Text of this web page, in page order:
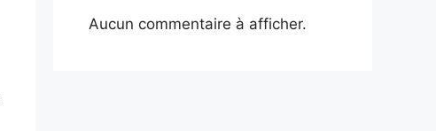
Aucun commentaire à afficher.